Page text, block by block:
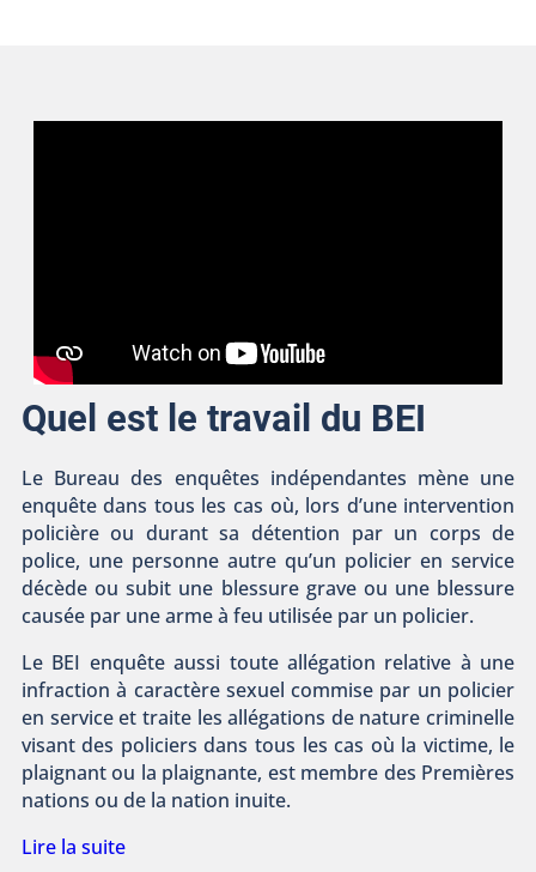
Quel est le travail du BEI
Le Bureau des enquêtes indépendantes mène une
enquête dans tous les cas où, lors d’une intervention
policière ou durant sa détention par un corps de
police, une personne autre qu’un policier en service
décède ou subit une blessure grave ou une blessure
causée par une arme à feu utilisée par un policier.
Le BEI enquête aussi toute allégation relative à une
infraction à caractère sexuel commise par un policier
en service et traite les allégations de nature criminelle
visant des policiers dans tous les cas où la victime, le
plaignant ou la plaignante, est membre des Premières
nations ou de la nation inuite.
Lire la suite